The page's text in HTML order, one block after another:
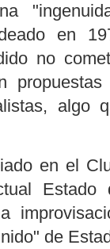
en
no
algo
en el
Estado
de